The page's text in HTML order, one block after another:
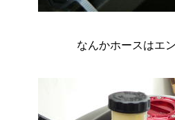
なんかホースはエ